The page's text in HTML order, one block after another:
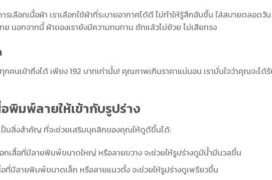
ารเลือกเนื้อผ้า เราเลือกใช้ผ้าที่ระบายอากาศได้ดี ไม่ทำให้รู้สึกอับชื้น ใส่สบายตลอดวัน
ย นอกจากนี้ ผ้าของเรายังมีความทนทาน ซักแล้วไม่ย้วย ไม่เสียทรง
กคนเข้าถึงได้ เพียง 192 บาทเท่านั้น! คุณภาพเกินราคาแน่นอน เรามั่นใจว่าคุณจะได้
พิมพ์ลายให้เข้ากับรูปร่าง
เป็นสิ่งสำคัญ ที่จะช่วยเสริมบุคลิกของคุณให้ดูดีขึ้นได้:
อกเสื้อที่มีลายพิมพ์ขนาดใหญ่ หรือลายขวาง จะช่วยให้รูปร่างดูมีน้ำมีนวลขึ้น
อที่มีลายพิมพ์ขนาดเล็ก หรือลายแนวตั้ง จะช่วยให้รูปร่างดูเพรียวขึ้น